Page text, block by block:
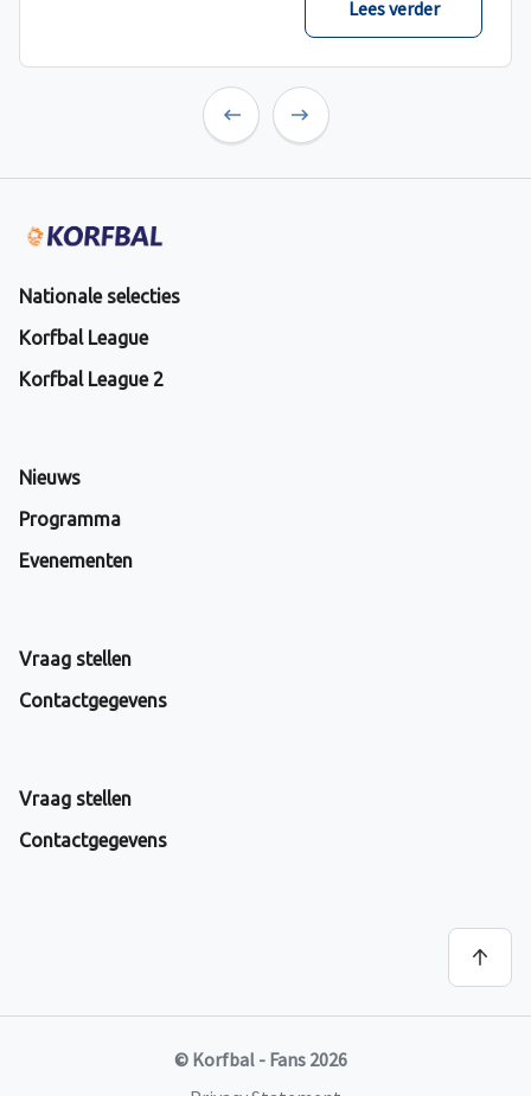
Lees verder
Nationale selecties
Korfbal League
Korfbal League 2
Nieuws
Programma
Evenementen
Vraag stellen
Contactgegevens
Vraag stellen
Contactgegevens
© Korfbal - Fans 2026